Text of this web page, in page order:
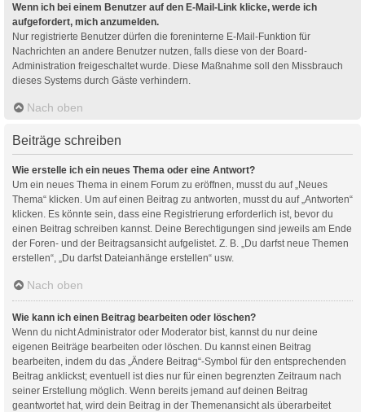
Wenn ich bei einem Benutzer auf den E-Mail-Link klicke, werde ich
aufgefordert, mich anzumelden.
Nur registrierte Benutzer dürfen die foreninterne E-Mail-Funktion für
Nachrichten an andere Benutzer nutzen, falls diese von der Board-
Administration freigeschaltet wurde. Diese Maßnahme soll den Missbrauch
dieses Systems durch Gäste verhindern.
Nach oben
Beiträge schreiben
Wie erstelle ich ein neues Thema oder eine Antwort?
Um ein neues Thema in einem Forum zu eröffnen, musst du auf „Neues
Thema“ klicken. Um auf einen Beitrag zu antworten, musst du auf „Antworten“
klicken. Es könnte sein, dass eine Registrierung erforderlich ist, bevor du
einen Beitrag schreiben kannst. Deine Berechtigungen sind jeweils am Ende
der Foren- und der Beitragsansicht aufgelistet. Z. B. „Du darfst neue Themen
erstellen“, „Du darfst Dateianhänge erstellen“ usw.
Nach oben
Wie kann ich einen Beitrag bearbeiten oder löschen?
Wenn du nicht Administrator oder Moderator bist, kannst du nur deine
eigenen Beiträge bearbeiten oder löschen. Du kannst einen Beitrag
bearbeiten, indem du das „Ändere Beitrag“-Symbol für den entsprechenden
Beitrag anklickst; eventuell ist dies nur für einen begrenzten Zeitraum nach
seiner Erstellung möglich. Wenn bereits jemand auf deinen Beitrag
geantwortet hat, wird dein Beitrag in der Themenansicht als überarbeitet